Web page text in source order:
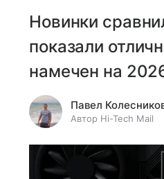
Новинки
показали
намечен на
Павел
Автор Hi-Tech Mail